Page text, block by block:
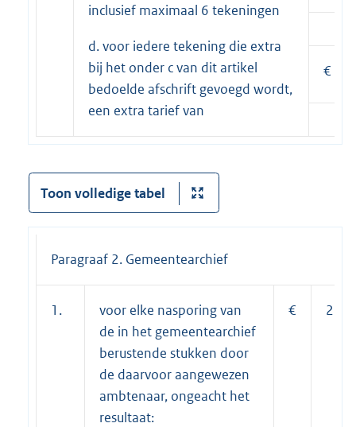
inclusief maximaal 6 tekeningen
d. voor iedere tekening die extra
bij het onder c van dit artikel
bedoelde afschrift gevoegd wordt,
een extra tarief van
€
Toon volledige tabel
Paragraaf 2. Gemeentearchief
1.
voor elke nasporing van
de in het gemeentearchief
berustende stukken door
de daarvoor aangewezen
ambtenaar, ongeacht het
resultaat:
€